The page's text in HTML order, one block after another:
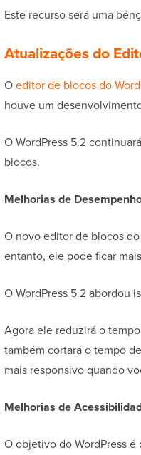
Este recurso será uma
Atualizações do
Oeditor de blocos do
houve um
O WordPress 5.2
blocos.
Melhorias de
O novo editor de blocos
entanto, ele pode ficar
O WordPress 5.2 abordou
Agora ele reduzirá o
também cortará o tempo
mais responsivo quando
Melhorias de
O objetivo do WordPress